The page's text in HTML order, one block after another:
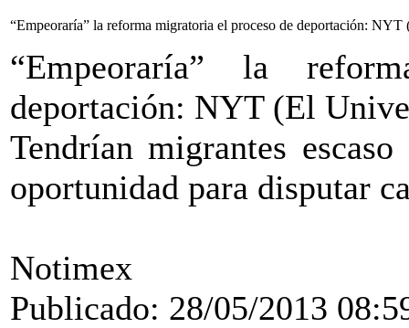
“Empeoraría” la reforma migratoria el proceso de deportación:
“Empeoraría” la
deportación: NYT (El
Tendrían migrantes
oportunidad para disputar
Notimex
Publicado: 28/05/2013